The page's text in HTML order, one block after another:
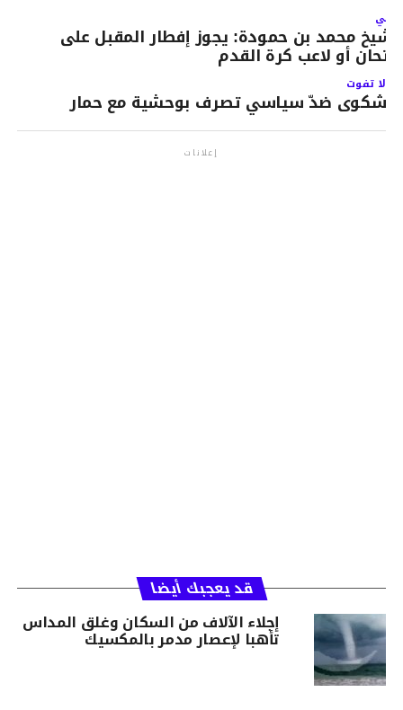
محمد بن حمودة: يجوز إفطار المقبل على
أو لاعب كرة القدم
لا تفوت
شكوى ضدّ سياسي تصرف بوحشية مع حمار
إعلانات
قد يعجبك أيضا
إجلاء الآلاف من السكان وغلق المداس
تأهبا لإعصار مدمر بالمكسيك